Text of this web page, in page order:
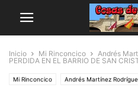
Inicio Mi Rinconcico Andrés
PERDIDA EN EL BARRIO DE SAN
Mi Rinconcico Andrés Martínez